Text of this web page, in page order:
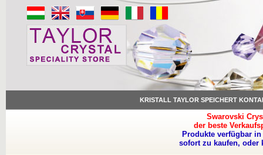
KRISTALL TAYLOR SPEICHERT
Swarovski
der beste
Produkte verfügbar
sofort zu kaufen, oder